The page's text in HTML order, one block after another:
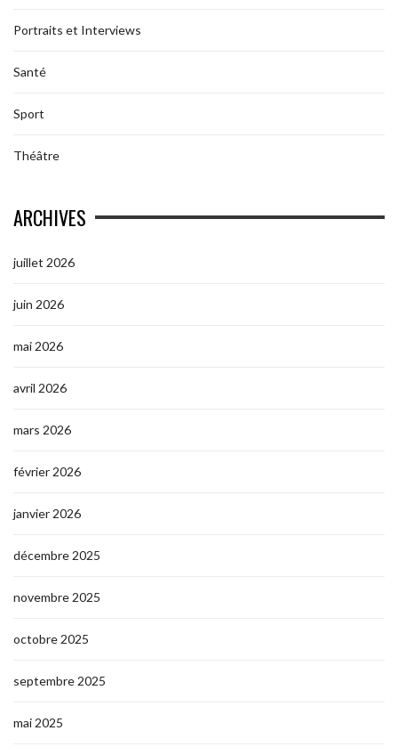
Portraits et Interviews
Santé
Sport
Théâtre
ARCHIVES
juillet 2026
juin 2026
mai 2026
avril 2026
mars 2026
février 2026
janvier 2026
décembre 2025
novembre 2025
octobre 2025
septembre 2025
mai 2025